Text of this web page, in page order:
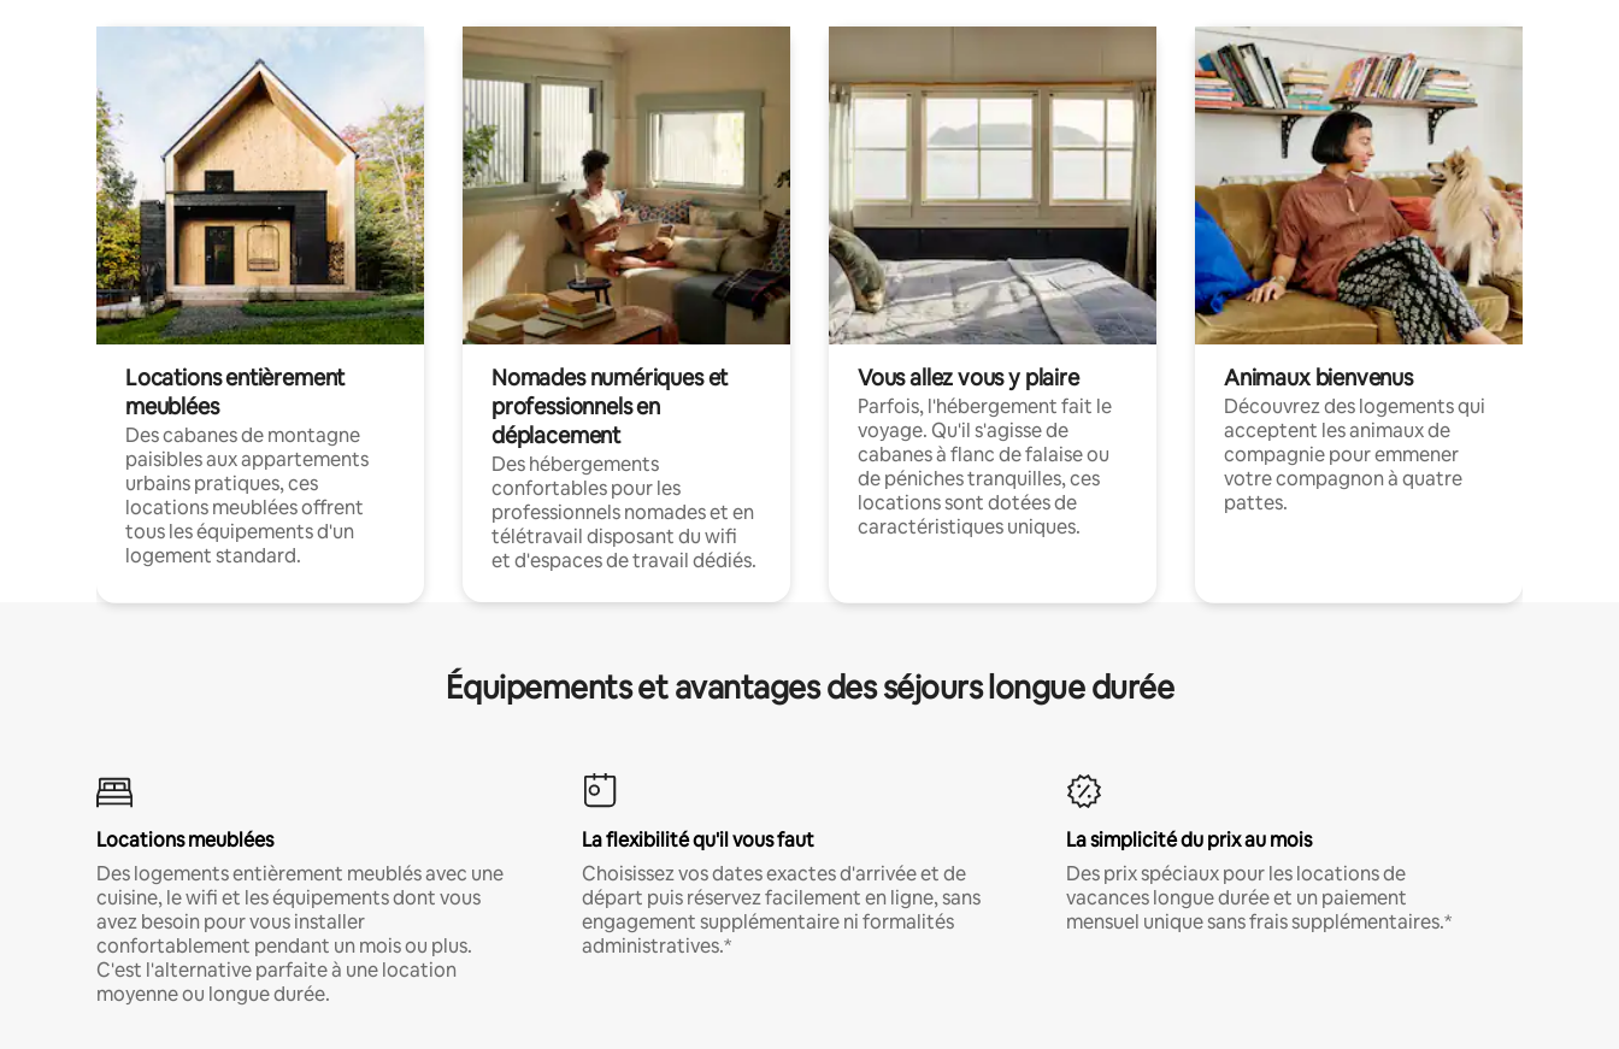
Locations entièrement
meublées
Des cabanes de montagne
paisibles aux appartements
urbains pratiques, ces
locations meublées offrent
tous les équipements d'un
logement standard.
Nomades numériques et
professionnels en
déplacement
Des hébergements
confortables pour les
professionnels nomades et en
télétravail disposant du wifi
et d'espaces de travail dédiés.
Vous allez vous y plaire
Parfois, l'hébergement fait le
voyage. Qu'il s'agisse de
cabanes à flanc de falaise ou
de péniches tranquilles, ces
locations sont dotées de
caractéristiques uniques.
Animaux bienvenus
Découvrez des logements qui
acceptent les animaux de
compagnie pour emmener
votre compagnon à quatre
pattes.
Équipements et avantages des séjours longue durée
Locations meublées
Des logements entièrement meublés avec une
cuisine, le wifi et les équipements dont vous
avez besoin pour vous installer
confortablement pendant un mois ou plus.
C'est l'alternative parfaite à une location
moyenne ou longue durée.
La flexibilité qu'il vous faut
Choisissez vos dates exactes d'arrivée et de
départ puis réservez facilement en ligne, sans
engagement supplémentaire ni formalités
administratives.*
La simplicité du prix au mois
Des prix spéciaux pour les locations de
vacances longue durée et un paiement
mensuel unique sans frais supplémentaires.*